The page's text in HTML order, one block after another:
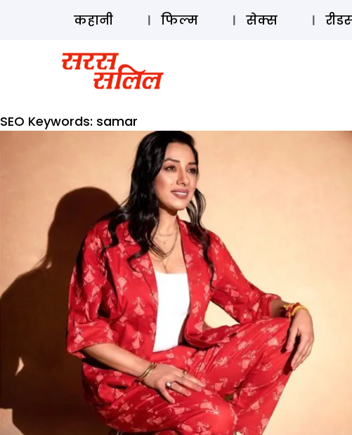
कहानी फिल्म सेक्स
SEO Keywords: samar